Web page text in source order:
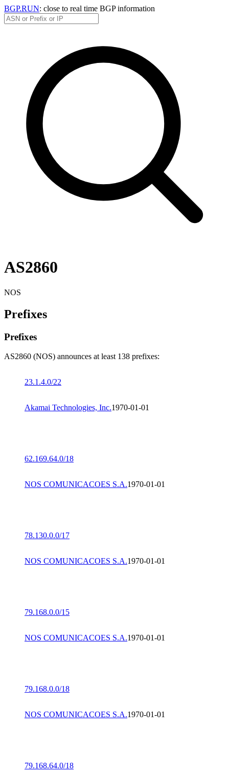
BGP.RUN: close to real time BGP information
AS2860
NOS
Prefixes
Prefixes
AS2860 (NOS) announces at least 138 prefixes:
23.1.4.0/22
Akamai Technologies, Inc.1970-01-01
62.169.64.0/18
NOS COMUNICACOES S.A.1970-01-01
78.130.0.0/17
NOS COMUNICACOES S.A.1970-01-01
79.168.0.0/15
NOS COMUNICACOES S.A.1970-01-01
79.168.0.0/18
NOS COMUNICACOES S.A.1970-01-01
79.168.64.0/18